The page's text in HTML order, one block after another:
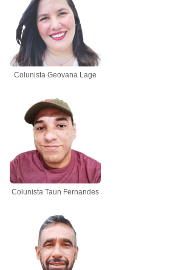
Colunista Geovana Lage
Colunista Taun Fernandes